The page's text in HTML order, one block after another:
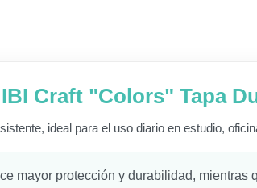
Craft "Colors" Tapa
ideal para el uso diario en estudio,
mayor protección y durabilidad,